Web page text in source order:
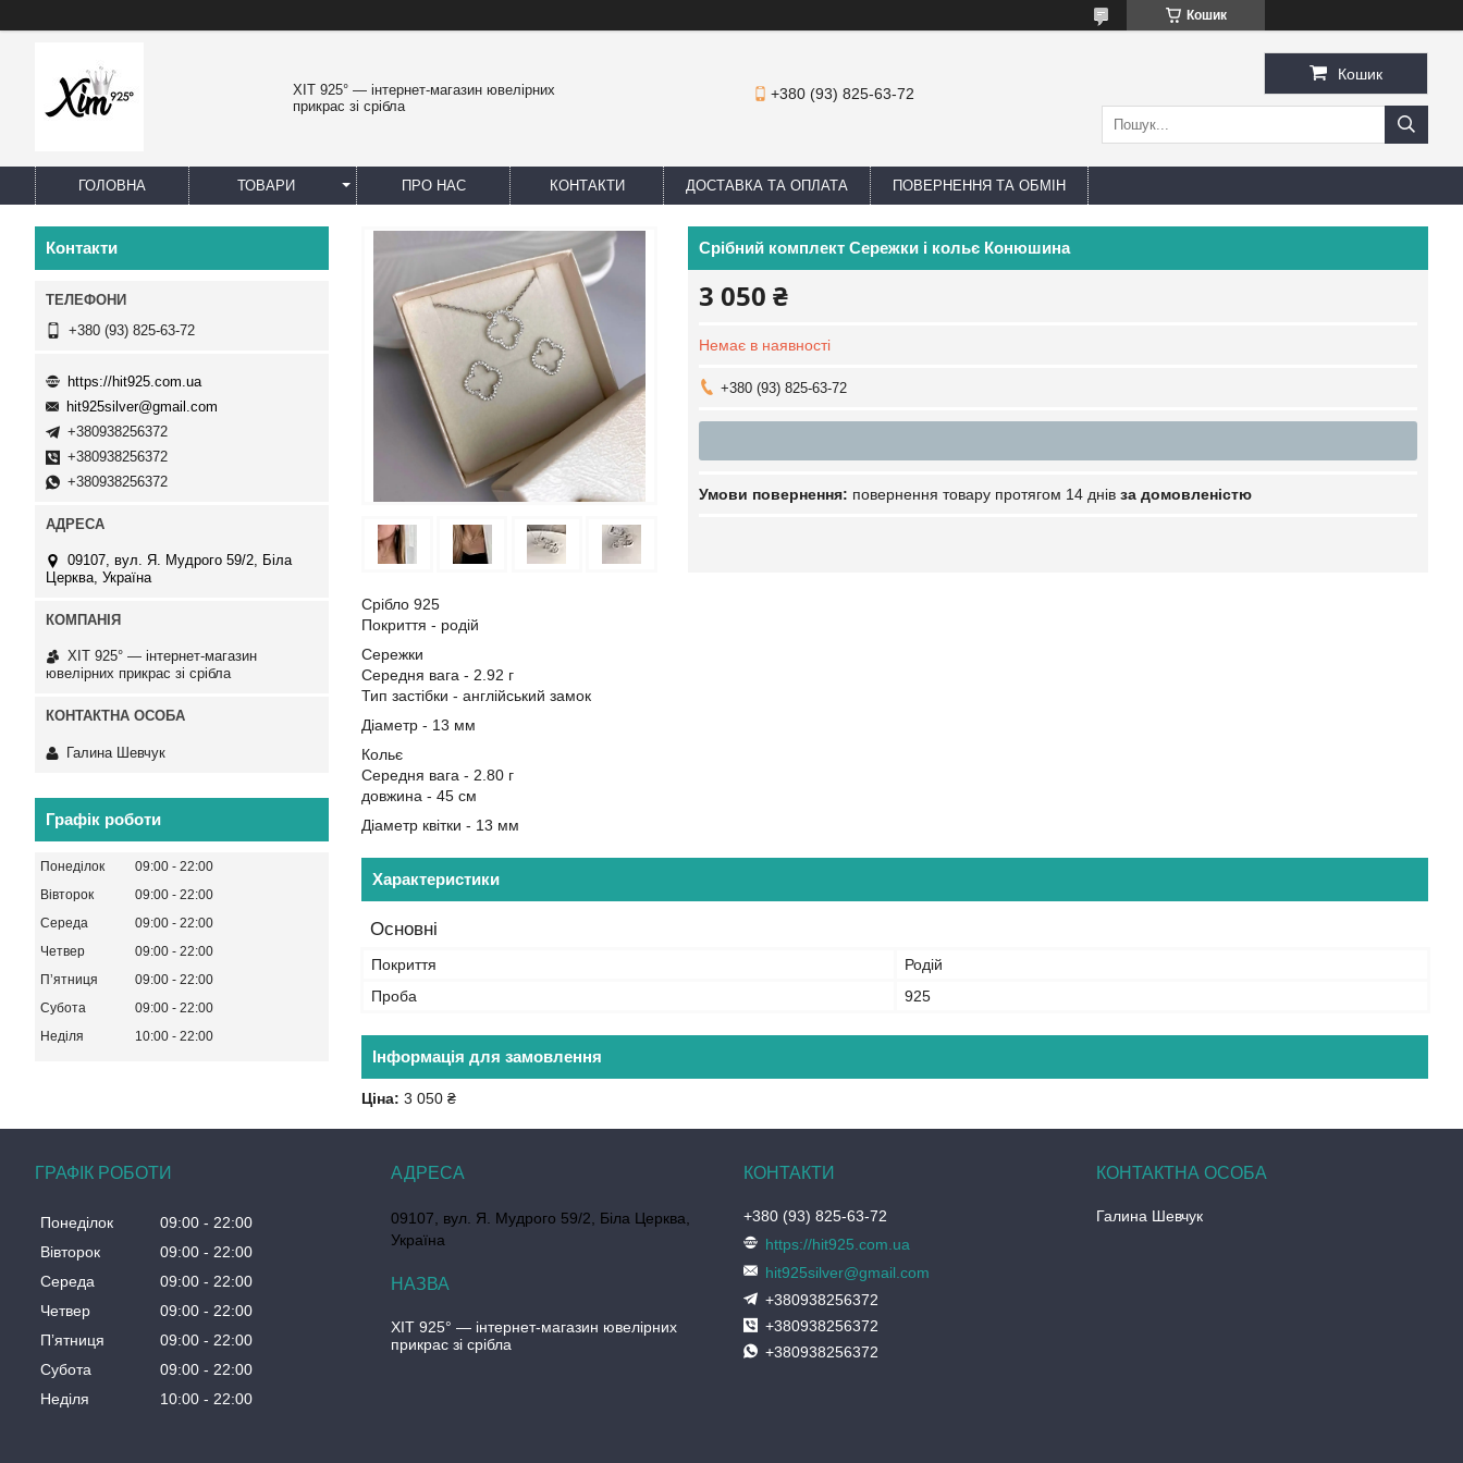
Кошик
ХІТ 925° — інтернет-магазин ювелірних
прикрас зі срібла
+380 (93) 825-63-72
Кошик
ГОЛОВНА ТОВАРИ ПРО НАС КОНТАКТИ ДОСТАВКА ТА ОПЛАТА ПОВЕРНЕННЯ ТА ОБМІН
Срібний комплект Сережки і кольє Конюшина
3 050 ₴
Немає в наявності
+380 (93) 825-63-72
повернення товару протягом 14 днів за домовленістю
Срібло 925
Покриття - родій
Сережки
Середня вага - 2.92 г
Тип застібки - англійський замок
Діаметр - 13 мм
Кольє
Середня вага - 2.80 г
довжина - 45 см
Діаметр квітки - 13 мм
Характеристики
Основні
Покриття
Родій
Проба
925
Інформація для замовлення
Ціна: 3 050 ₴
Контакти
+380 (93) 825-63-72
https://hit925.com.ua
hit925silver@gmail.com
+380938256372
+380938256372
+380938256372
09107, вул. Я. Мудрого 59/2, Біла
Церква, Україна
ХІТ 925° — інтернет-магазин
ювелірних прикрас зі срібла
Галина Шевчук
Графік роботи
Понеділок 09:00
22:00
Вівторок
09:00
22:00
Середа
09:00
22:00
Четвер
09:00
22:00
Пʼятниця
09:00
22:00
Субота
09:00
22:00
Неділя
10:00 22:00
ГРАФІК РОБОТИ
Понеділок 09:00
22:00
Вівторок
09:00
22:00
Середа
09:00
22:00
Четвер
09:00
22:00
Пʼятниця
09:00
22:00
Субота
09:00
22:00
Неділя
10:00 22:00
09107, вул. Я. Мудрого 59/2, Біла Церква,
Україна
ХІТ 925° — інтернет-магазин ювелірних
прикрас зі срібла
+380 (93) 825-63-72
https://hit925.com.ua
hit925silver@gmail.com
+380938256372
+380938256372
+380938256372
Галина Шевчук